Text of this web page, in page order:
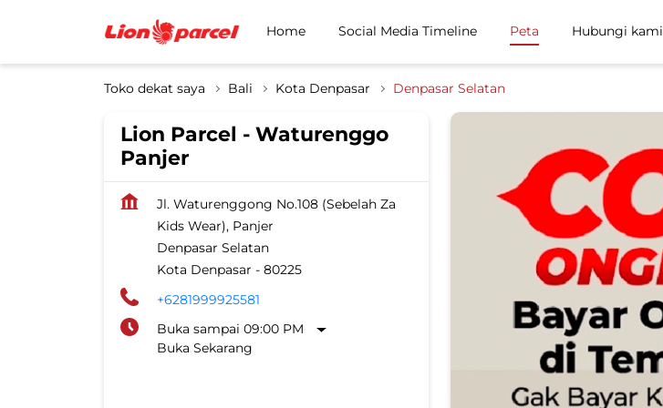
Home Social Media Timeline Peta Hubungi kami
Toko dekat saya Bali Kota Denpasar Denpasar Selatan
Lion Parcel - Waturenggo
Panjer
Jl. Waturenggong No.108 (Sebelah Za
Kids Wear), Panjer
Denpasar Selatan
Kota Denpasar - 80225
+6281999925581
Buka sampai 09:00 PM
Buka Sekarang